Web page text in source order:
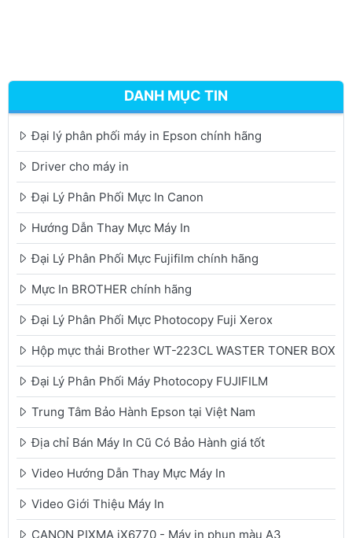
DANH MỤC TIN
Đại lý phân phối máy in Epson chính hãng
Driver cho máy in
Đại Lý Phân Phối Mực In Canon
Hướng Dẫn Thay Mực Máy In
Đại Lý Phân Phối Mực Fujifilm chính hãng
Mực In BROTHER chính hãng
Đại Lý Phân Phối Mực Photocopy Fuji Xerox
Hộp mực thải Brother WT-223CL WASTER TONER BOX
Đại Lý Phân Phối Máy Photocopy FUJIFILM
Trung Tâm Bảo Hành Epson tại Việt Nam
Địa chỉ Bán Máy In Cũ Có Bảo Hành giá tốt
Video Hướng Dẫn Thay Mực Máy In
Video Giới Thiệu Máy In
CANON PIXMA iX6770 - Máy in phun màu A3